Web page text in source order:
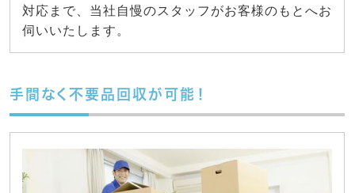
対応まで、当社自慢のスタッフがお客様のもとへお
伺いいたします。
手間なく不要品回収が可能！